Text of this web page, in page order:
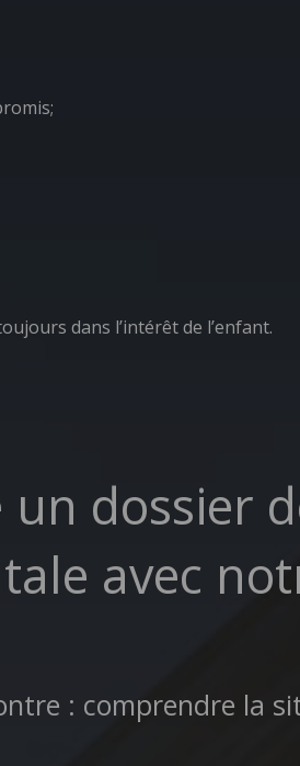
dans l’intérêt de l’enfant.
dossier
avec
: comprendre la